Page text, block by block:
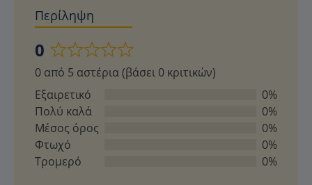
Περίληψη
0
Βαθμολογήθηκε
με
0
από
5
0 από 5 αστέρια (βάσει 0 κριτικών)
Εξαιρετικό
0%
Πολύ καλά
0%
Μέσος όρος
0%
Φτωχό
0%
Τρομερό
0%